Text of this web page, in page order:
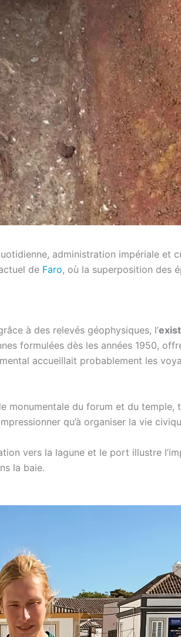
administration impériale et
de Faro, où la superposition des
à des relevés géophysiques, l’
formulées dès les années 1950,
accueillait probablement les
monumentale du forum et du temple,
qu’à organiser la vie
vers la lagune et le port illustre
la baie.